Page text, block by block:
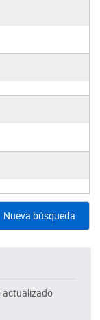
Nueva búsqueda
actualizado